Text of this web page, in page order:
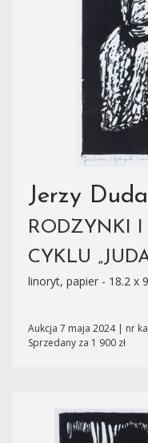
Jerzy
RODZYNKI
CYKLU
linoryt, papier - 18.2 x
Aukcja 7 maja 2024 | nr
Sprzedany za 1 900 zł